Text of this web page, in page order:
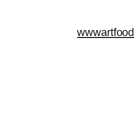
wwwartfood